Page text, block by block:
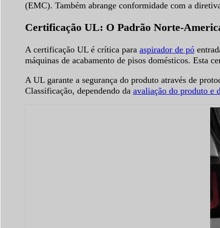
(EMC). Também abrange conformidade com a
Certificação UL: O Padrão Norte-
A certificação UL é crítica para aspirador de pó
máquinas de acabamento de pisos domésticos. Esta
A UL garante a segurança do produto através de
Classificação, dependendo da avaliação do produto e